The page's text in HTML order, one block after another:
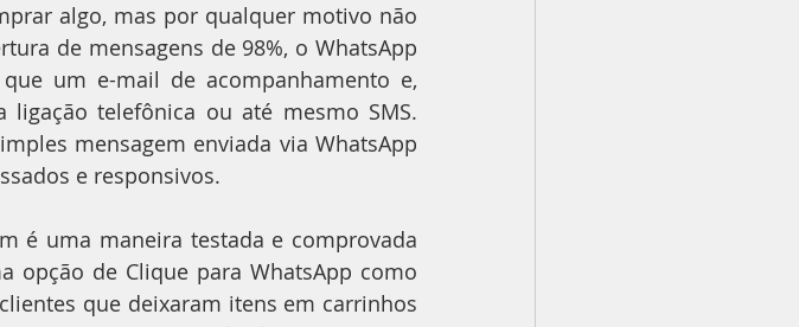
algo, mas por qualquer motivo não
de mensagens de 98%, o WhatsApp
um e-mail de acompanhamento e,
telefônica ou até mesmo SMS.
mensagem enviada via WhatsApp
e responsivos.
é uma maneira testada e comprovada
opção de Clique para WhatsApp como
que deixaram itens em carrinhos